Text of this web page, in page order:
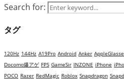
Search for:
タグ
120Hz 144Hz A19Pro Android Anker
Docomo爆アゲ FPS GameSir INZONE iPhone
POCO Razer RedMagic Roblox Snapdragon